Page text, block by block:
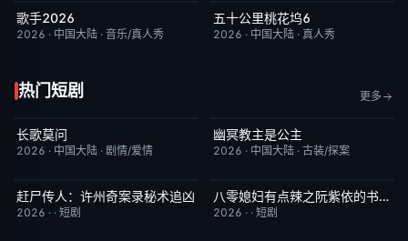
今日更新
歌手2026
2026 · 中国大陆 · 音乐/真人秀
今日更新
五十公里桃花坞6
2026 · 中国大陆 · 真人秀
热门短剧 更多
已完结
长歌莫问
2026 · 中国大陆 · 剧情/爱情
已完结
幽冥教主是公主
2026 · 中国大陆 · 古装/探案
完结 9.0
赶尸传人：许州奇案录秘术追凶
2026 · · 短剧
完结 5.0八零媳妇有点辣之阮紫依的书中梦
2026 · · 短剧